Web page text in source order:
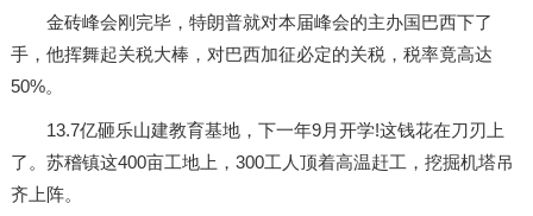
金砖峰会刚完毕，特朗普就对本届峰会的主办国巴西下了
手，他挥舞起关税大棒，对巴西加征必定的关税，税率竟高达
50%。
13.7亿砸乐山建教育基地，下一年9月开学!这钱花在刀刃上
了。苏稽镇这400亩工地上，300工人顶着高温赶工，挖掘机塔吊
齐上阵。